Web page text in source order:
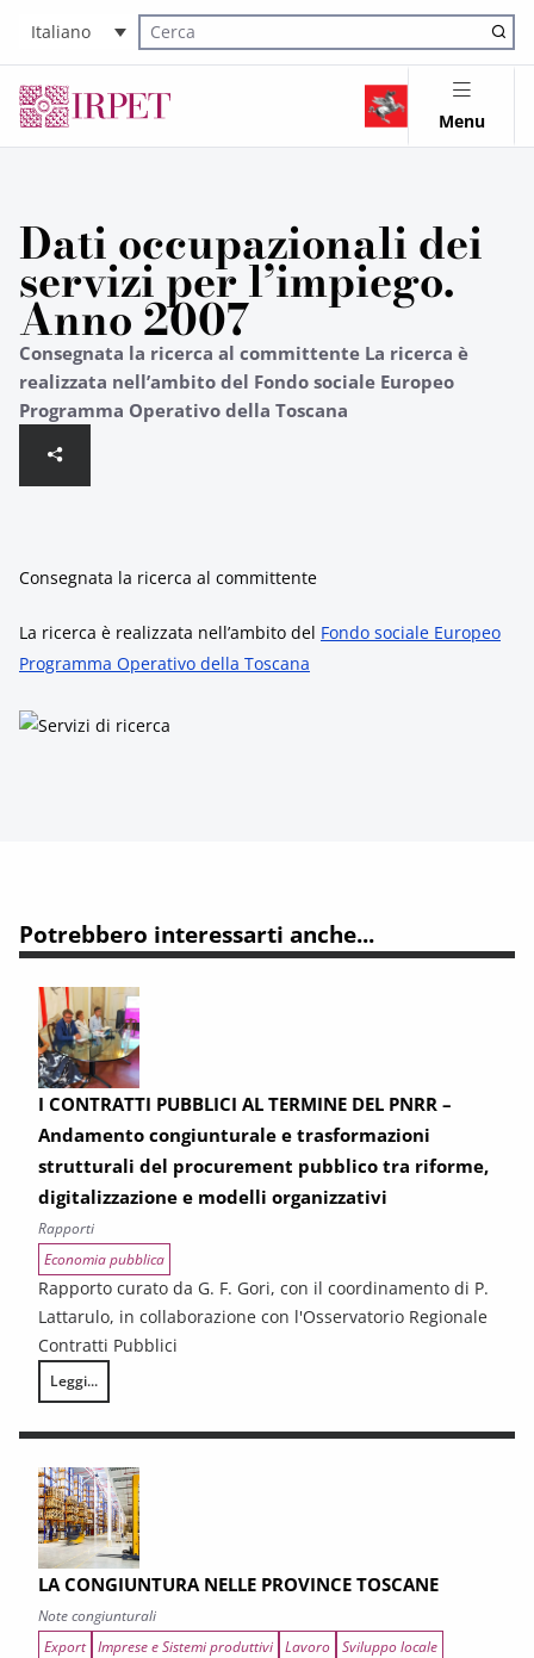
Italiano
Cerca nel sito
Menu
Dati occupazionali dei
servizi per l’impiego.
Anno 2007
Consegnata la ricerca al committente La ricerca è
realizzata nell’ambito del Fondo sociale Europeo
Programma Operativo della Toscana
Consegnata la ricerca al committente
La ricerca è realizzata nell’ambito del Fondo sociale Europeo
Programma Operativo della Toscana
Potrebbero interessarti anche...
I CONTRATTI PUBBLICI AL TERMINE DEL PNRR –
Andamento congiunturale e trasformazioni
strutturali del procurement pubblico tra riforme,
digitalizzazione e modelli organizzativi
Rapporti
Economia pubblica
Rapporto curato da G. F. Gori, con il coordinamento di P.
Lattarulo, in collaborazione con l'Osservatorio Regionale
Contratti Pubblici
Leggi...
I CONTRATTI PUBBLICI AL TERMINE DEL PNRR – Andamento
LA CONGIUNTURA NELLE PROVINCE TOSCANE
Note congiunturali
Export Imprese e Sistemi produttivi Lavoro Sviluppo locale